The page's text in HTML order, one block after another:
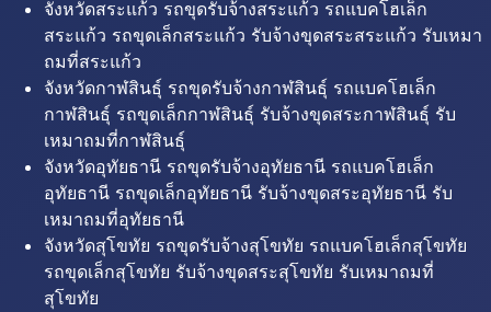
จังหวัดสระแก้ว รถขุดรับจ้างสระแก้ว รถแบคโฮเล็ก
สระแก้ว รถขุดเล็กสระแก้ว รับจ้างขุดสระสระแก้ว รับเหมา
ถมที่สระแก้ว
จังหวัดกาฬสินธุ์ รถขุดรับจ้างกาฬสินธุ์ รถแบคโฮเล็ก
กาฬสินธุ์ รถขุดเล็กกาฬสินธุ์ รับจ้างขุดสระกาฬสินธุ์ รับ
เหมาถมที่กาฬสินธุ์
จังหวัดอุทัยธานี รถขุดรับจ้างอุทัยธานี รถแบคโฮเล็ก
อุทัยธานี รถขุดเล็กอุทัยธานี รับจ้างขุดสระอุทัยธานี รับ
เหมาถมที่อุทัยธานี
จังหวัดสุโขทัย รถขุดรับจ้างสุโขทัย รถแบคโฮเล็กสุโขทัย
รถขุดเล็กสุโขทัย รับจ้างขุดสระสุโขทัย รับเหมาถมที่
สุโขทัย